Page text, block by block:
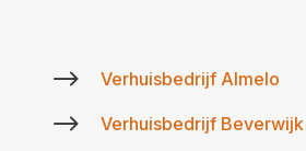
$ Verhuisbedrijf Almelo
$ Verhuisbedrijf Beverwijk